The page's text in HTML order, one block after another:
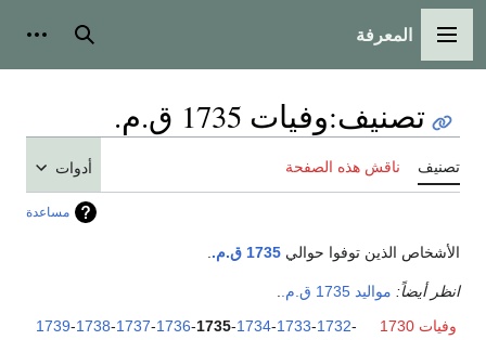
القائمة الرئيسية
المعرفة بحث
تصنيف:وفيات 1735 ق.م.
تصنيف ناقش هذه الصفحة أدوات
مساعدة
الأشخاص الذين توفوا حوالي 1735 ق.م.
انظر أيضاً: مواليد 1735 ق.م.
وفيات 1730
1739-1738-1737-1736-1735-1734-1733-1732-